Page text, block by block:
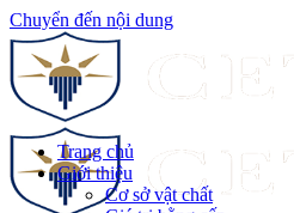
Chuyển đến nội dung
Trang chủ
Giới thiệu
Cơ sở vật chất